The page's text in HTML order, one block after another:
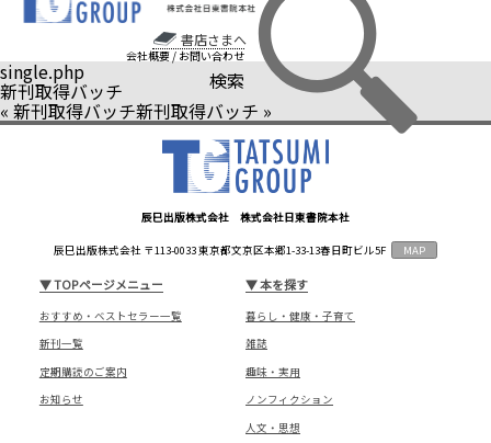
書店さまへ
会社概要 / お問い合わせ
検索
single.php
新刊取得バッチ
« 新刊取得バッチ新刊取得バッチ »
辰巳出版株式会社 株式会社日東書院本社
辰巳出版株式会社 〒113-0033 東京都文京区本郷1-33-13春日町ビル5F MAP
▼TOPページメニュー
おすすめ・ベストセラー一覧
新刊一覧
定期購読のご案内
お知らせ
▼本を探す
暮らし・健康・子育て
雑誌
趣味・実用
ノンフィクション
人文・思想